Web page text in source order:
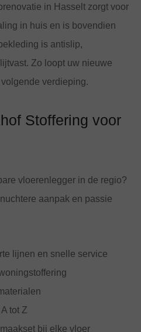
in Hasselt zorgt voor
in huis en is bovendien
is antislip,
Zo loopt uw nieuwe
verdieping.
Stoffering voor
vloerenlegger in de regio?
aanpak en passie
lijnen en snelle service
tot Z
bij elke vloer